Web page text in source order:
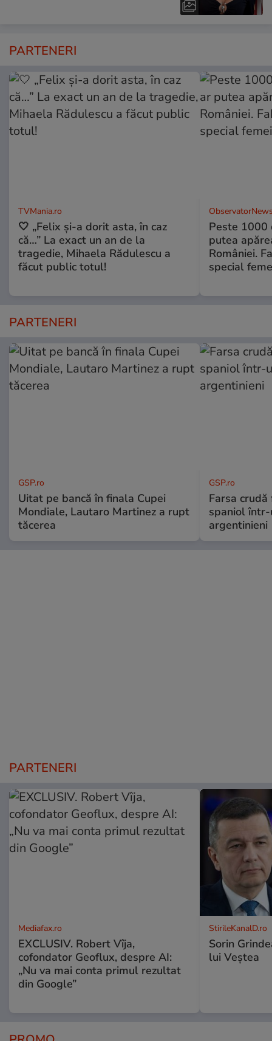
PARTENERI
TVMania.ro
🤍 „Felix și-a dorit asta, în caz
că…” La exact un an de la
tragedie, Mihaela Rădulescu a
făcut public totul!
Peste 1000
putea
României.
special
PARTENERI
GSP.ro
Uitat pe bancă în finala Cupei
Mondiale, Lautaro Martinez a rupt
tăcerea
GSP.ro
Farsa
spaniol într-
argentinieni
PARTENERI
Mediafax.ro
EXCLUSIV. Robert Vîja,
cofondator Geoflux, despre AI:
„Nu va mai conta primul rezultat
din Google”
StirileKanalD.ro
Sorin
lui Veștea